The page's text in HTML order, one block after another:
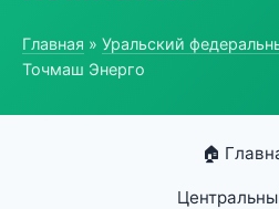
Главная » Уральский
Точмаш Энерго
🏠